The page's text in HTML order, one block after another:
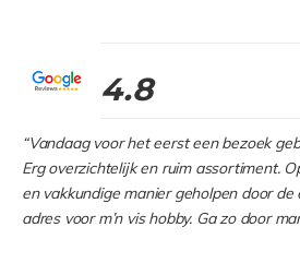
4.8
“Vandaag voor het eerst een bezoek
Erg overzichtelijk en ruim assortiment.
en vakkundige manier geholpen door
adres voor m’n vis hobby. Ga zo door